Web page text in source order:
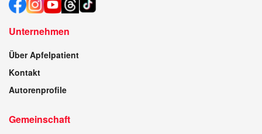
Unternehmen
Über Apfelpatient
Kontakt
Autorenprofile
Gemeinschaft